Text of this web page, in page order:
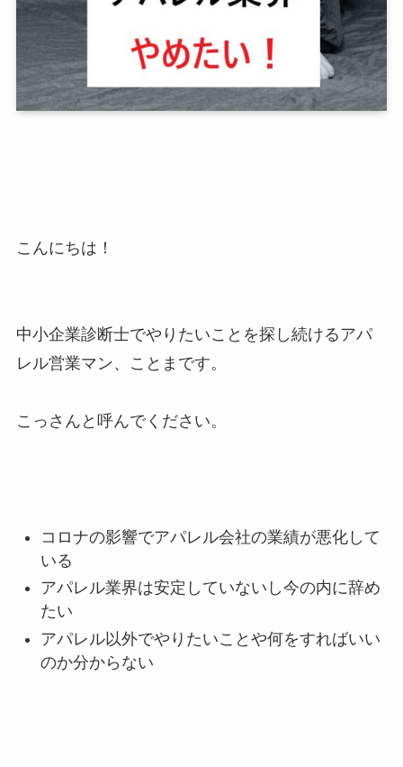
こんにちは！
中小企業診断士でやりたいことを探し続けるアパ
レル営業マン、ことまです。
こっさんと呼んでください。
コロナの影響でアパレル会社の業績が悪化して
いる
アパレル業界は安定していないし今の内に辞め
たい
アパレル以外でやりたいことや何をすればいい
のか分からない